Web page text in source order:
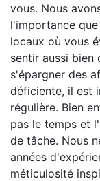
vous. Nous
l'importance
locaux où vous
sentir aussi bien
s'épargner des
déficiente, il est
régulière. Bien
pas le temps et
de tâche. Nous
années
méticulosité